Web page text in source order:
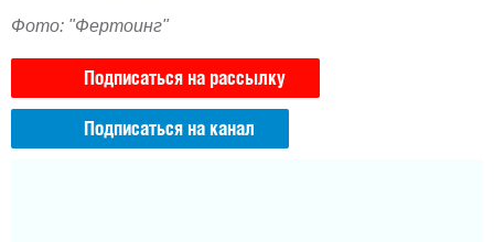
Фото: "Фертоинг"
Подписаться на рассылку
Подписаться на канал